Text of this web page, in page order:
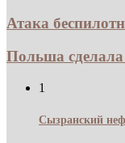
Атака
Польша
1
Сызранский